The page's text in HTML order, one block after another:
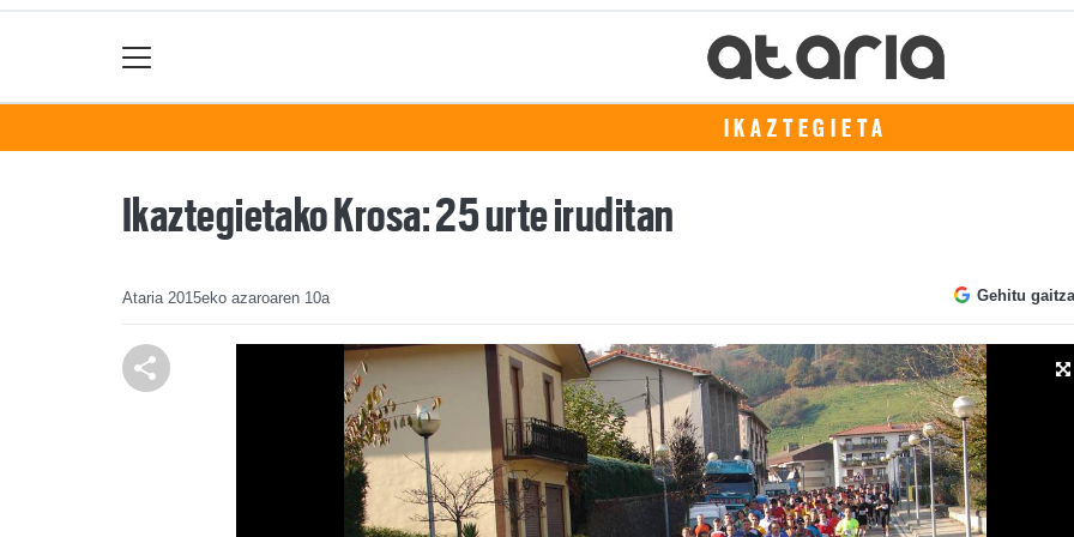
IKAZTEGIETA
Ikaztegietako Krosa: 25 urte iruditan
Ataria 2015eko azaroaren 10a Gehitu